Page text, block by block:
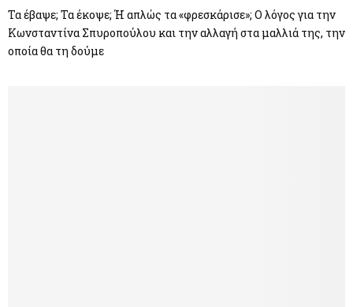
Τα έβαψε; Τα έκοψε; Ή απλώς τα «φρεσκάρισε»; Ο λόγος για την
Κωνσταντίνα Σπυροπούλου και την αλλαγή στα μαλλιά της, την
οποία θα τη δούμε